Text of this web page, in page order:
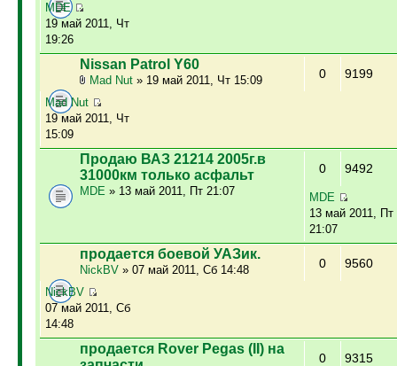
MDE
19 май 2011, Чт
19:26
Nissan Patrol Y60
Mad Nut» 19 май 2011, Чт 15:09 0 9199
Mad Nut
19 май 2011, Чт
15:09
Продаю ВАЗ 21214 2005г.в
31000км только асфальт
MDE » 13 май 2011, Пт 21:07
0 9492
MDE
13 май 2011, Пт
21:07
продается боевой УАЗик.
NickBV» 07 май 2011, Сб 14:48 0 9560
NickBV
07 май 2011, Сб
14:48
продается Rover Pegas (II) на
0 9315